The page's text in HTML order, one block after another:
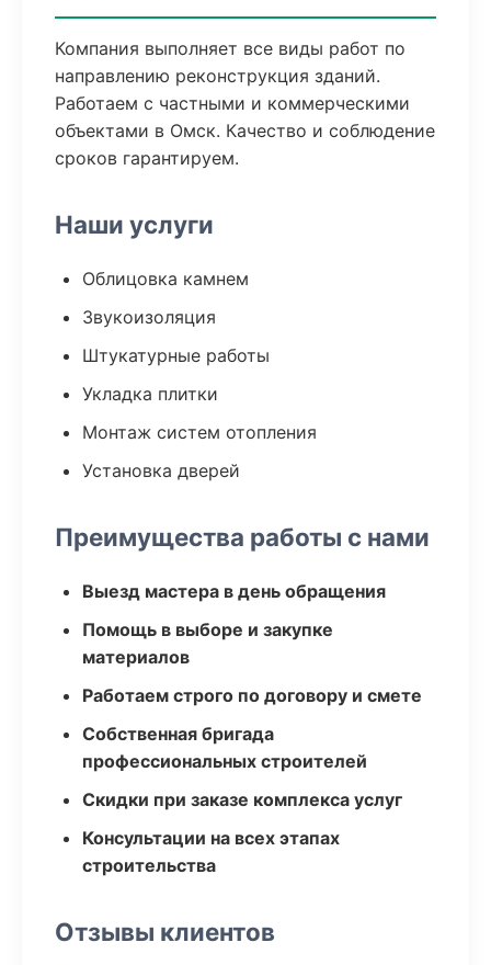
Компания выполняет все виды работ по
направлению реконструкция зданий.
Работаем с частными и коммерческими
объектами в Омск. Качество и соблюдение
сроков гарантируем.
Наши услуги
Облицовка камнем
Звукоизоляция
Штукатурные работы
Укладка плитки
Монтаж систем отопления
Установка дверей
Преимущества работы с нами
Выезд мастера в день обращения
Помощь в выборе и закупке
материалов
Работаем строго по договору и смете
Собственная бригада
профессиональных строителей
Скидки при заказе комплекса услуг
Консультации на всех этапах
строительства
Отзывы клиентов